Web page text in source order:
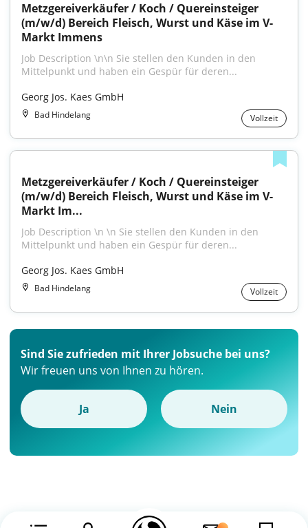
Metzgereiverkäufer / Koch / Quereinsteiger
(m/w/d) Bereich Fleisch, Wurst und Käse im V-
Markt Immens
Job Description \n\n Sie stellen den Kunden in den
Mittelpunkt und haben ein Gespür für deren...
Georg Jos. Kaes GmbH
Bad Hindelang Vollzeit
Metzgereiverkäufer / Koch / Quereinsteiger
(m/w/d) Bereich Fleisch, Wurst und Käse im V-
Markt Im...
Job Description \n \n Sie stellen den Kunden in den
Mittelpunkt und haben ein Gespür für deren...
Georg Jos. Kaes GmbH
Bad Hindelang Vollzeit
Sind Sie zufrieden mit Ihrer Jobsuche bei uns?
Wir freuen uns von Ihnen zu hören.
Ja Nein